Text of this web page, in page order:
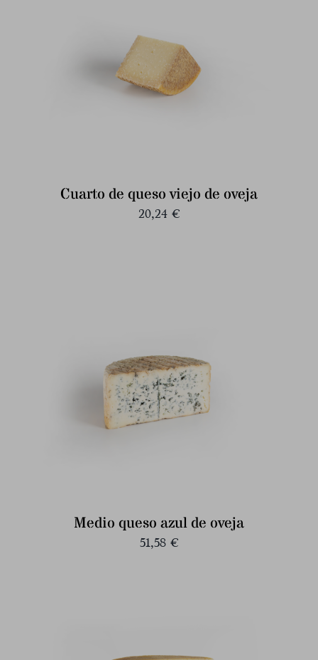
Cuarto de queso viejo de oveja
20,24 €
Medio queso azul de oveja
51,58 €